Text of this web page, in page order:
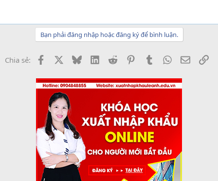
Bạn phải đăng nhập hoặc đăng ký để bình luận.
Chia sẻ: Facebook BlueskyLinkedInReddit PinterestTumblrWhatsApp
Email